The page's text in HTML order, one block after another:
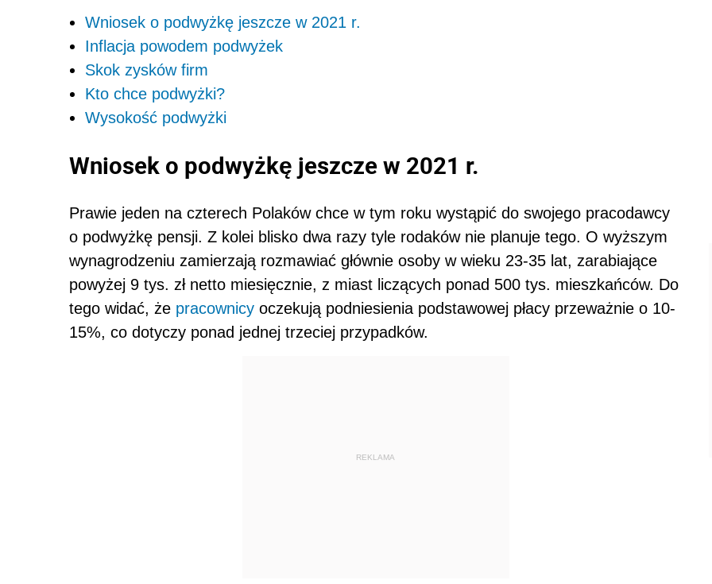
Wniosek o podwyżkę jeszcze w 2021 r.
Inflacja powodem podwyżek
Skok zysków firm
Kto chce podwyżki?
Wysokość podwyżki
Wniosek o podwyżkę jeszcze w 2021 r.
Prawie jeden na czterech Polaków chce w tym roku wystąpić do swojego pracodawcy
o podwyżkę pensji. Z kolei blisko dwa razy tyle rodaków nie planuje tego. O wyższym
wynagrodzeniu zamierzają rozmawiać głównie osoby w wieku 23-35 lat, zarabiające
powyżej 9 tys. zł netto miesięcznie, z miast liczących ponad 500 tys. mieszkańców. Do
tego widać, że pracownicy oczekują podniesienia podstawowej płacy przeważnie o 10-
15%, co dotyczy ponad jednej trzeciej przypadków.
REKLAMA